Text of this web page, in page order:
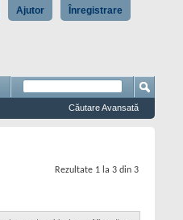
Înregistrare
Ajutor
Căutare Avansată
Rezultate 1 la 3 din 3